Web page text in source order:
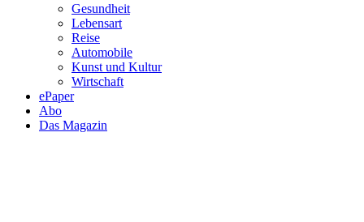
Gesundheit
Lebensart
Reise
Automobile
Kunst und Kultur
Wirtschaft
ePaper
Abo
Das Magazin